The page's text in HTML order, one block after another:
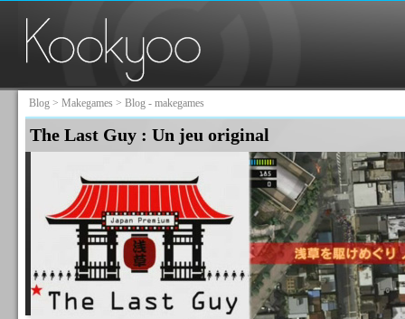
Blog> Makegames > Blog - makegames
The Last Guy : Un jeu original